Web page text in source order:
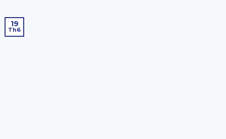
19
Th6